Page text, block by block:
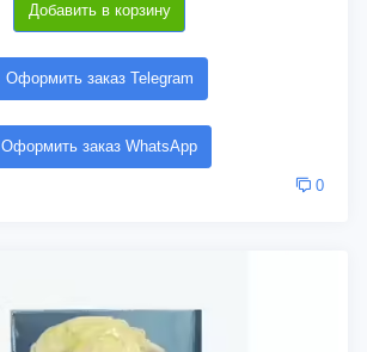
Добавить в корзину
Оформить заказ Telegram
Оформить заказ WhatsApp
0